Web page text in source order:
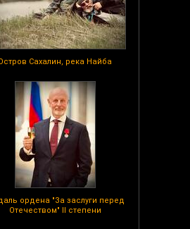
Сахалин, река Найба
ордена "За заслуги перед
Отечеством" II степени